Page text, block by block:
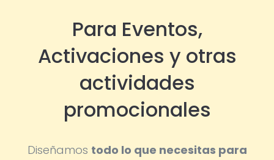
Para Eventos,
Activaciones y otras
actividades
promocionales
Diseñamos todo lo que necesitas para